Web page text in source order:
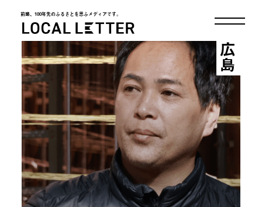
前略、100年先のふるさとを思ふメディアです。
LOCAL LETTER
広島